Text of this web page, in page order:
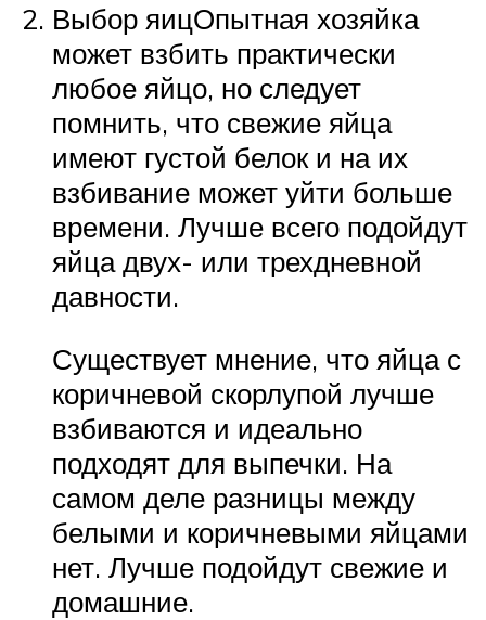
Выбор яицОпытная хозяйка
может взбить практически
любое яйцо, но следует
помнить, что свежие яйца
имеют густой белок и на их
взбивание может уйти больше
времени. Лучше всего подойдут
яйца двух- или трехдневной
давности.
Существует мнение, что яйца с
коричневой скорлупой лучше
взбиваются и идеально
подходят для выпечки. На
самом деле разницы между
белыми и коричневыми яйцами
нет. Лучше подойдут свежие и
домашние.